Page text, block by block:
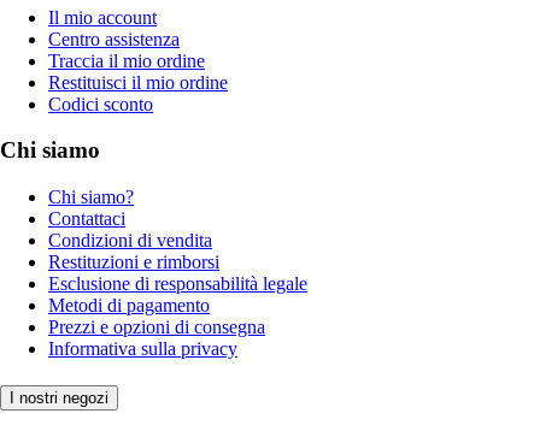
Il mio account
Centro assistenza
Traccia il mio ordine
Restituisci il mio ordine
Codici sconto
Chi siamo
Chi siamo?
Contattaci
Condizioni di vendita
Restituzioni e rimborsi
Esclusione di responsabilità legale
Metodi di pagamento
Prezzi e opzioni di consegna
Informativa sulla privacy
I nostri negozi